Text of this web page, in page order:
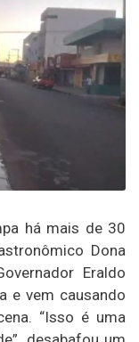
há mais de 30
Dona
Eraldo
e vem causando
“Isso é uma